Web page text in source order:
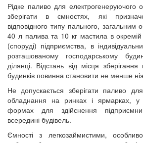
Рідке паливо для електрогенеруючого
зберігати в ємностях, які
відповідного типу пального, загальним
40 л палива та 10 кг мастила в окремій
(споруді) підприємства, в
розташованому господарському
ділянці. Відстань від місця
будинків повинна становити не менше
Не допускається зберігати паливо
обладнання на ринках і ярмарках, у
формах для здійснення
всередині будівель.
Ємності з легкозаймистими,